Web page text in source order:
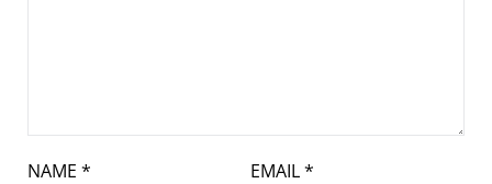
NAME * EMAIL*